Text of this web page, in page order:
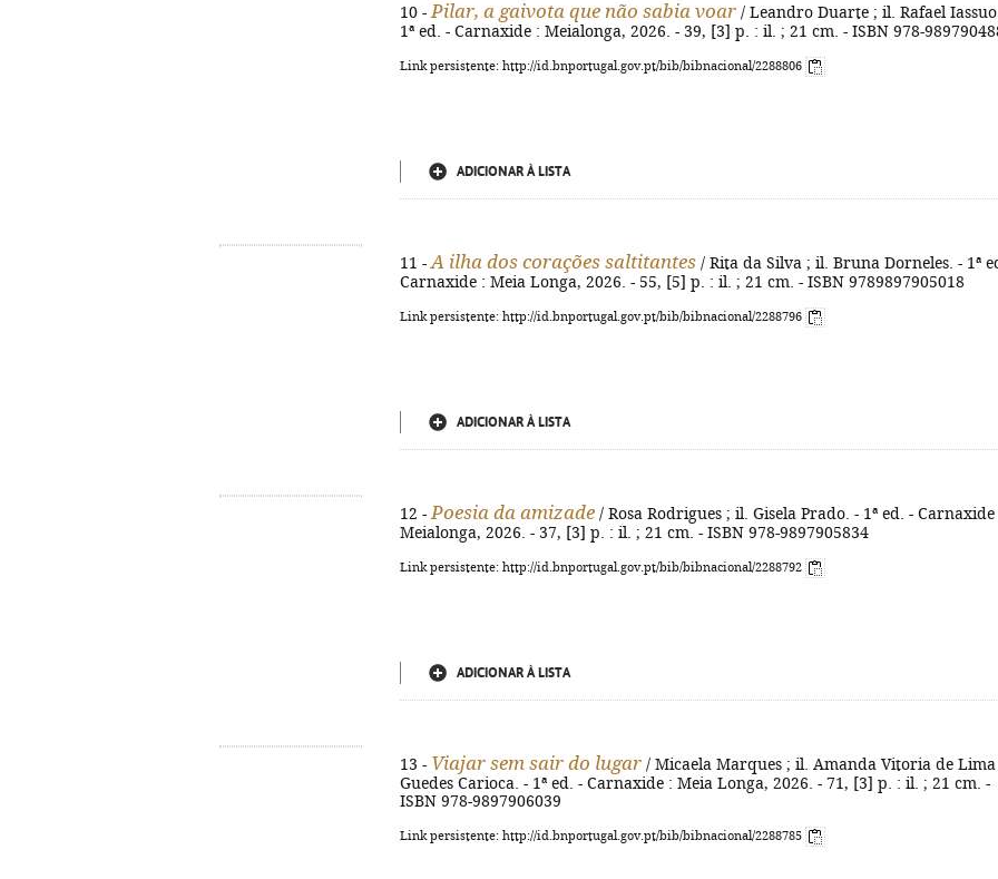
10 - Pilar, a gaivota que não sabia voar / Leandro Duarte ; il. Rafael
1ª ed. - Carnaxide : Meialonga, 2026. - 39, [3] p. : il. ; 21 cm. - ISBN 978-
Link persistente: http://id.bnportugal.gov.pt/bib/bibnacional/2288806
ADICIONAR À LISTA
11 - A ilha dos corações saltitantes / Rita da Silva ; il. Bruna Dorneles. - 1ª
Carnaxide : Meia Longa, 2026. - 55, [5] p. : il. ; 21 cm. - ISBN 9789897905018
Link persistente: http://id.bnportugal.gov.pt/bib/bibnacional/2288796
ADICIONAR À LISTA
12 - Poesia da amizade / Rosa Rodrigues ; il. Gisela Prado. - 1ª ed. - Carnaxide
Meialonga, 2026. - 37, [3] p. : il. ; 21 cm. - ISBN 978-9897905834
Link persistente: http://id.bnportugal.gov.pt/bib/bibnacional/2288792
ADICIONAR À LISTA
13 - Viajar sem sair do lugar / Micaela Marques ; il. Amanda Vitoria de Lima
Guedes Carioca. - 1ª ed. - Carnaxide : Meia Longa, 2026. - 71, [3] p. : il. ; 21 cm. -
ISBN 978-9897906039
Link persistente: http://id.bnportugal.gov.pt/bib/bibnacional/2288785